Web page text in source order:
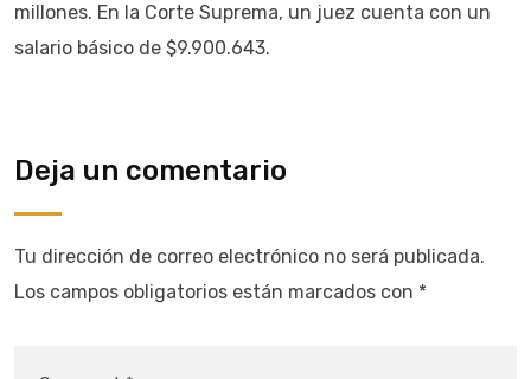
millones. En la Corte Suprema, un juez cuenta con un
salario básico de $9.900.643.
Deja un comentario
Tu dirección de correo electrónico no será publicada.
Los campos obligatorios están marcados con *